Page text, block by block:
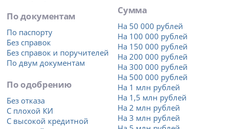
По документам
По паспорту
Без справок
Без справок и поручителей
По двум документам
По одобрению
Без отказа
С плохой КИ
С высокой кредитной
Сумма
На 50 000 рублей
На 100 000 рублей
На 150 000 рублей
На 200 000 рублей
На 300 000 рублей
На 500 000 рублей
На 1 млн рублей
На 1,5 млн рублей
На 2 млн рублей
На 3 млн рублей